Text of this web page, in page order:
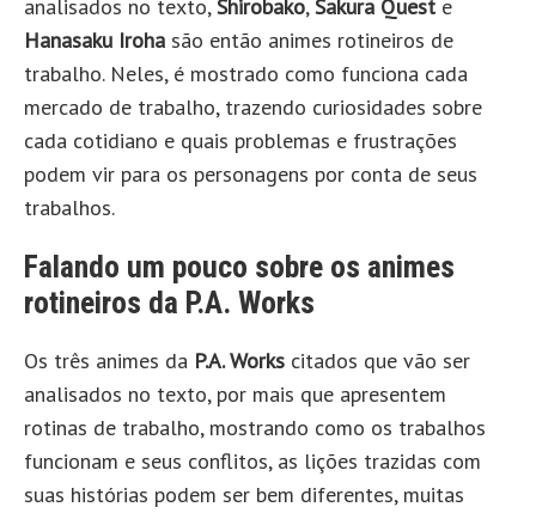
analisados no texto,Shirobako,Sakura Quest e
Hanasaku Iroha são então animes rotineiros de
trabalho. Neles, é mostrado como funciona cada
mercado de trabalho, trazendo curiosidades sobre
cada cotidiano e quais problemas e frustrações
podem vir para os personagens por conta de seus
trabalhos.
Falando um pouco sobre os animes
rotineiros da P.A. Works
Os três animes da P.A. Works citados que vão ser
analisados no texto, por mais que apresentem
rotinas de trabalho, mostrando como os trabalhos
funcionam e seus conflitos, as lições trazidas com
suas histórias podem ser bem diferentes, muitas